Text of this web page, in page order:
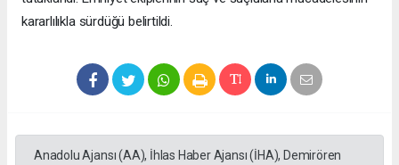
kararlılıkla sürdüğü belirtildi.
Anadolu Ajansı (AA), İhlas Haber Ajansı (İHA), Demirören